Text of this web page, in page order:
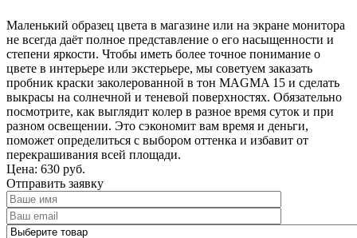
Маленький образец цвета в магазине или на экране монитора
не всегда даёт полное представление о его насыщенности и
степени яркости. Чтобы иметь более точное понимание о
цвете в интерьере или экстерьере, мы советуем заказать
пробник краски заколерованной в тон MAGMA 15 и сделать
выкрасы на солнечной и теневой поверхностях. Обязательно
посмотрите, как выглядит колер в разное время суток и при
разном освещении. Это сэкономит вам время и деньги,
поможет определиться с выбором оттенка и избавит от
перекрашивания всей площади.
Цена: 630 руб.
Отправить заявку